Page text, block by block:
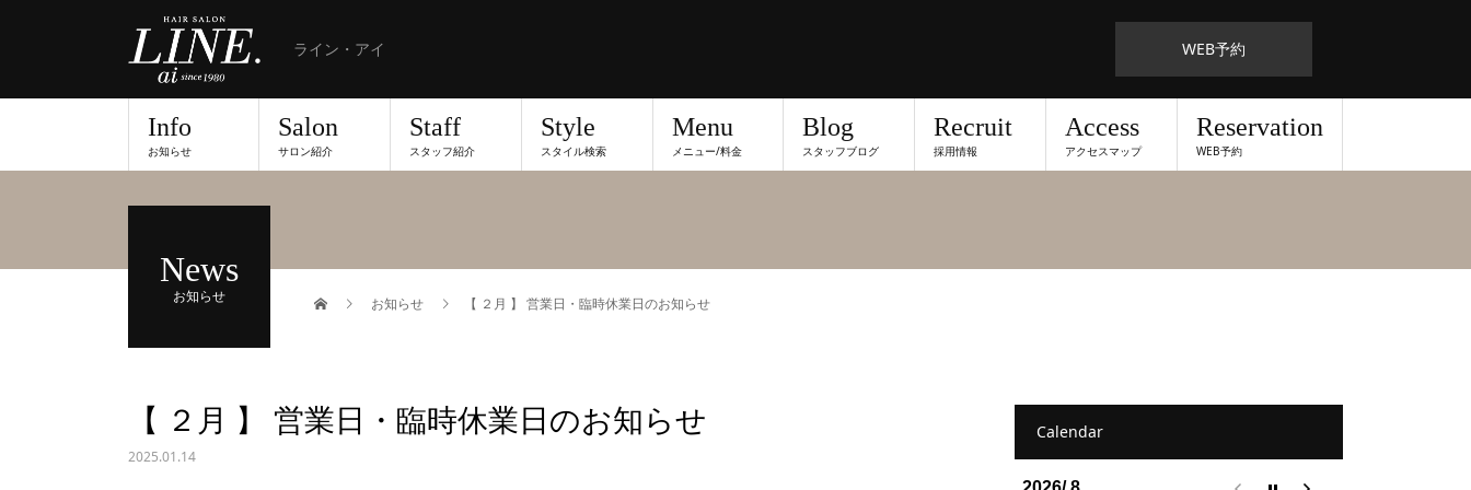
ライン・アイ WEB予約
Info
お知らせ
Salon
サロン紹介
Staff
スタッフ紹介
Style
スタイル検索
Menu
メニュー/料金
Blog
スタッフブログ
Recruit
採用情報
Access
アクセスマップ
Reservation
WEB予約
News
お知らせ お知らせ 【 ２月 】 営業日・臨時休業日のお知らせ
【 ２月 】 営業日・臨時休業日のお知らせ
2025.01.14
Calendar